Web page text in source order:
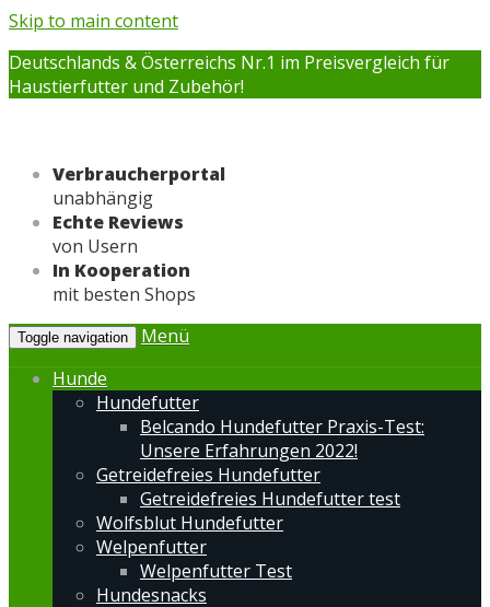
Skip to main content
Deutschlands & Österreichs Nr.1 im Preisvergleich für
Haustierfutter und Zubehör!
Verbraucherportal
unabhängig
Echte Reviews
von Usern
In Kooperation
mit besten Shops
Toggle navigation
Menü
Hunde
Hundefutter
Belcando Hundefutter Praxis-Test:
Unsere Erfahrungen 2022!
Getreidefreies Hundefutter
Getreidefreies Hundefutter test
Wolfsblut Hundefutter
Welpenfutter
Welpenfutter Test
Hundesnacks